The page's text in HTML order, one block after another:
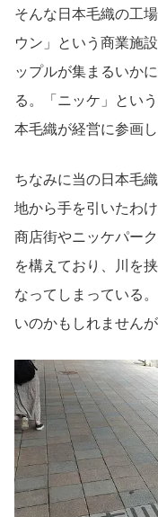
そんな日本毛織の工
ウン」という商業施
ップルが集まるいか
る。「ニッケ」とい
本毛織が経営に参画
ちなみに当の日本毛
地から手を引いたわ
商店街やニッケパー
を構えており、川を
なってしまっている
いのかもしれませんが